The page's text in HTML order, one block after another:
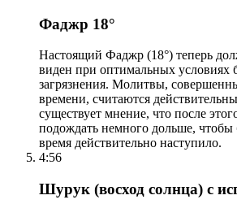
Фаджр 18°
Настоящий Фаджр (18°) теперь
виден при оптимальных условиях
загрязнения. Молитвы,
времени, считаются
существует мнение, что после
подождать немного дольше,
время действительно наступило.
4:56
Шурук (восход солнца) с